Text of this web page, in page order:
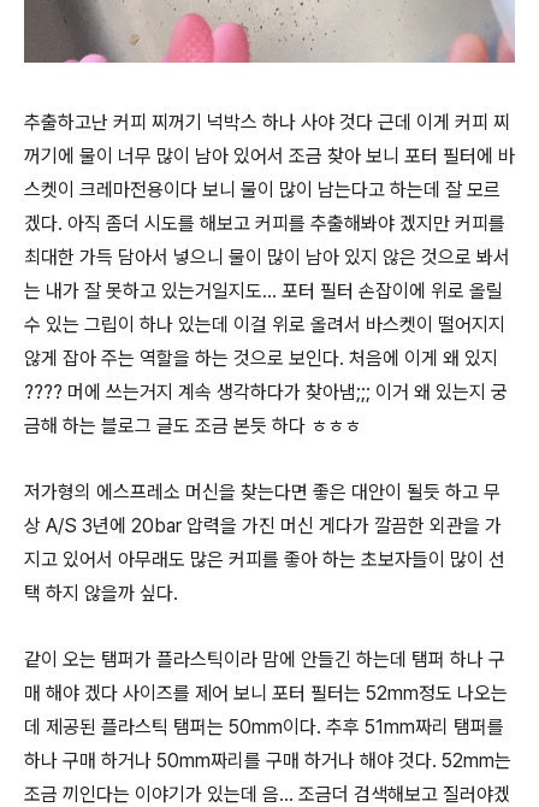
추출하고난 커피 찌꺼기 넉박스 하나 사야 것다 근데 이게 커피 찌
꺼기에 물이 너무 많이 남아 있어서 조금 찾아 보니 포터 필터에 바
스켓이 크레마전용이다 보니 물이 많이 남는다고 하는데 잘 모르
겠다. 아직 좀더 시도를 해보고 커피를 추출해봐야 겠지만 커피를
최대한 가득 담아서 넣으니 물이 많이 남아 있지 않은 것으로 봐서
는 내가 잘 못하고 있는거일지도... 포터 필터 손잡이에 위로 올릴
수 있는 그립이 하나 있는데 이걸 위로 올려서 바스켓이 떨어지지
않게 잡아 주는 역할을 하는 것으로 보인다. 처음에 이게 왜 있지
???? 머에 쓰는거지 계속 생각하다가 찾아냄;;; 이거 왜 있는지 궁
금해 하는 블로그 글도 조금 본듯 하다 ㅎㅎㅎ
저가형의 에스프레소 머신을 찾는다면 좋은 대안이 될듯 하고 무
상 A/S 3년에 20bar 압력을 가진 머신 게다가 깔끔한 외관을 가
지고 있어서 아무래도 많은 커피를 좋아 하는 초보자들이 많이 선
택 하지 않을까 싶다.
같이 오는 탬퍼가 플라스틱이라 맘에 안들긴 하는데 탬퍼 하나 구
매 해야 겠다 사이즈를 제어 보니 포터 필터는 52mm정도 나오는
데 제공된 플라스틱 탬퍼는 50mm이다. 추후 51mm짜리 탬퍼를
하나 구매 하거나 50mm짜리를 구매 하거나 해야 것다. 52mm는
조금 끼인다는 이야기가 있는데 음... 조금더 검색해보고 질러야겠